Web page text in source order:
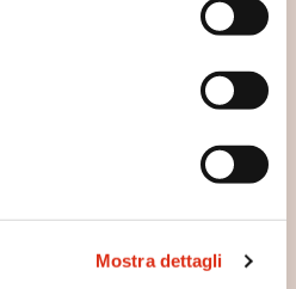
Mostra dettagli
arachidi